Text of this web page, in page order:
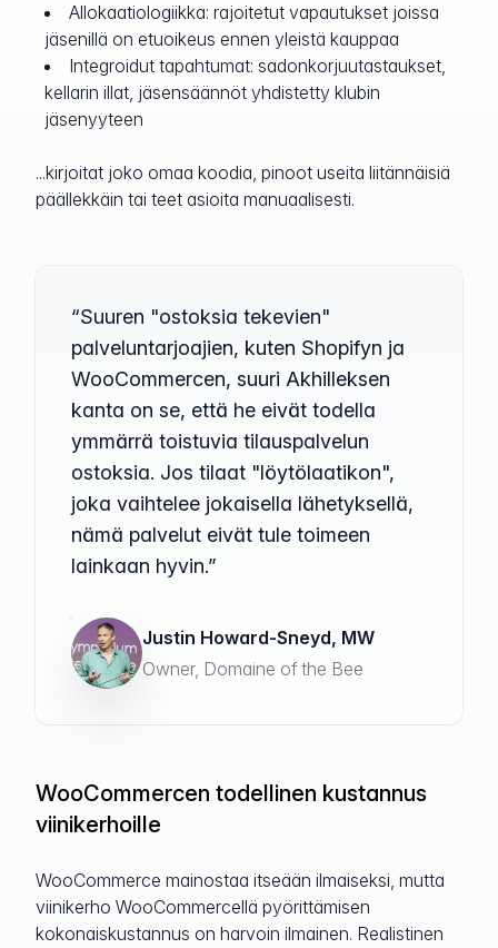
Allokaatiologiikka: rajoitetut vapautukset joissa
jäsenillä on etuoikeus ennen yleistä kauppaa
Integroidut tapahtumat: sadonkorjuutastaukset,
kellarin illat, jäsensäännöt yhdistetty klubin
jäsenyyteen
...kirjoitat joko omaa koodia, pinoot useita liitännäisiä
päällekkäin tai teet asioita manuaalisesti.
“Suuren "ostoksia tekevien"
palveluntarjoajien, kuten Shopifyn ja
WooCommercen, suuri Akhilleksen
kanta on se, että he eivät todella
ymmärrä toistuvia tilauspalvelun
ostoksia. Jos tilaat "löytölaatikon",
joka vaihtelee jokaisella lähetyksellä,
nämä palvelut eivät tule toimeen
lainkaan hyvin.”
Justin Howard-Sneyd, MW
Owner, Domaine of the Bee
WooCommercen todellinen kustannus
viinikerhoille
WooCommerce mainostaa itseään ilmaiseksi, mutta
viinikerho WooCommercellä pyörittämisen
kokonaiskustannus on harvoin ilmainen. Realistinen